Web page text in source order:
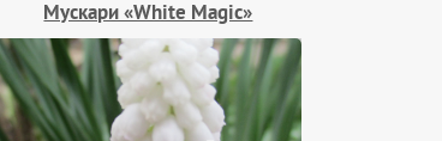
Мускари «White Magic»